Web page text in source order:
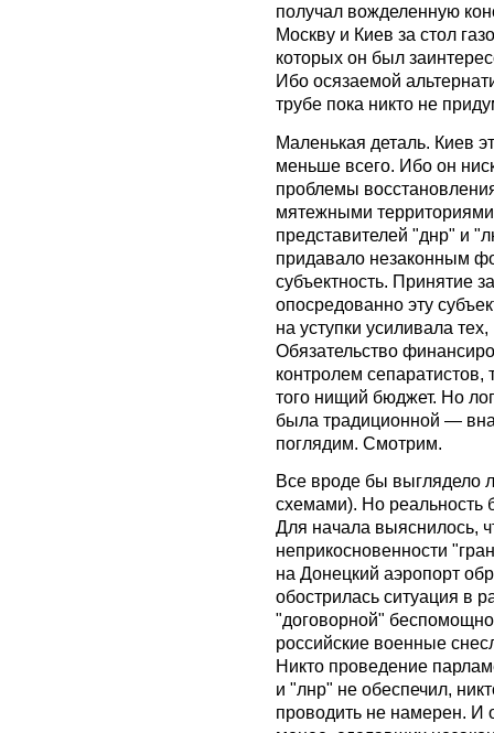
получал вожделенную
Москву и Киев за стол
которых он был
Ибо осязаемой
трубе пока никто не
Маленькая деталь. Киев
меньше всего. Ибо он
проблемы
мятежными
представителей "днр" и
придавало незаконным
субъектность. Принятие
опосредованно эту
на уступки усиливала
Обязательство
контролем
того нищий бюджет. Но
была традиционной —
поглядим. Смотрим.
Все вроде бы выглядело
схемами). Но реальность
Для начала выяснилось,
неприкосновенности
на Донецкий аэропорт
обострилась ситуация в
"договорной"
российские военные
Никто проведение
и "лнр" не обеспечил,
проводить не намерен. И